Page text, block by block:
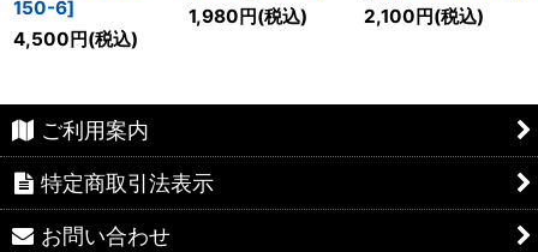
150-6]
4,500 円(税込)
1,980 円(税込)
2,100 円(税込)
ご利用案内
特定商取引法表示
お問い合わせ